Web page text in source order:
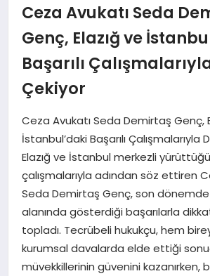
YAŞAM
EKONOMI
SAĞLIK
DÜNYA
EĞITIM
Ceza Avukatı Seda
Genç, Elazığ ve
Başarılı
Çekiyor
Ceza Avukatı Seda Demirtaş Genç,
İstanbul’daki Başarılı Çalışmalarıyla
Elazığ ve İstanbul merkezli
çalışmalarıyla adından söz ettiren
Seda Demirtaş Genç, son
alanında gösterdiği başarılarla
topladı. Tecrübeli hukukçu, hem
kurumsal davalarda elde ettiği
müvekkillerinin güvenini kazanırken,